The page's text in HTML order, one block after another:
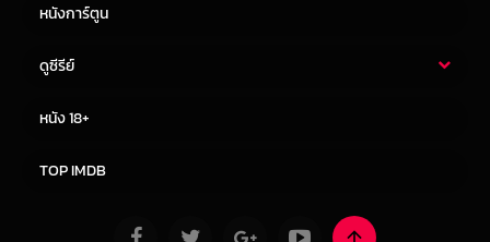
หนังการ์ตูน
ดูซีรีย์
หนัง 18+
TOP IMDB